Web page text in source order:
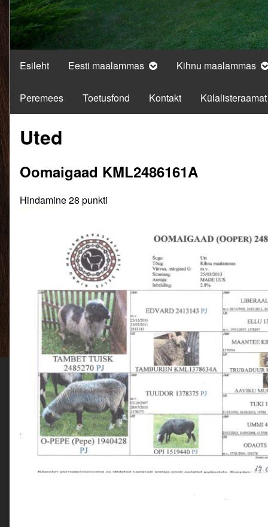
Esileht Eesti maalammas Kihnu maalammas
Peremees Toetusfond Kontakt Külalisteraamat
Uted
Oomaigaad KML2486161A
Hindamine 28 punkti